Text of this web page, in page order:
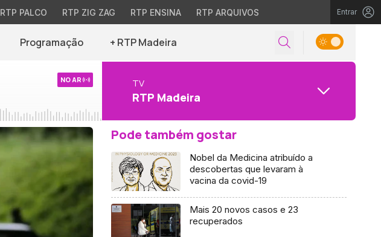
RTP PALCO RTP ZIG ZAG RTP ENSINA RTP ARQUIVOS Entrar
Programação + RTP Madeira
NO AR TV
RTP Madeira
Pode também gostar
Nobel da Medicina atribuído a
descobertas que levaram à
vacina da covid-19
Mais 20 novos casos e 23
recuperados